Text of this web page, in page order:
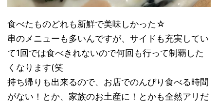
食べたものどれも新鮮で美味しかった☆
串のメニューも多いんですが、サイドも充実してい
て1回では食べきれないので何回も行って制覇した
くなります(笑
持ち帰りも出来るので、お店でのんびり食べる時間
がない！とか、家族のお土産に！とかも全然アリだ